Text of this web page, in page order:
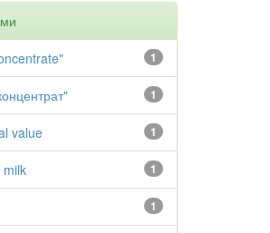
1
1
1
value
1
1